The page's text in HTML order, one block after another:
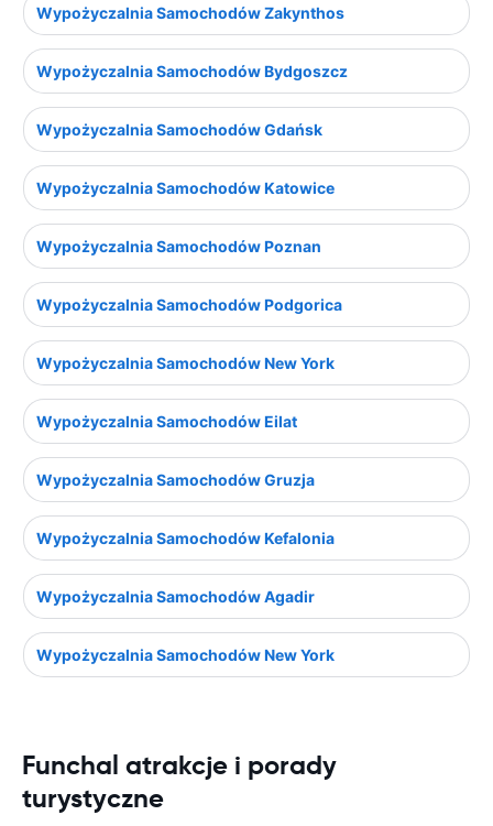
Wypożyczalnia Samochodów Zakynthos
Wypożyczalnia Samochodów Bydgoszcz
Wypożyczalnia Samochodów Gdańsk
Wypożyczalnia Samochodów Katowice
Wypożyczalnia Samochodów Poznan
Wypożyczalnia Samochodów Podgorica
Wypożyczalnia Samochodów New York
Wypożyczalnia Samochodów Eilat
Wypożyczalnia Samochodów Gruzja
Wypożyczalnia Samochodów Kefalonia
Wypożyczalnia Samochodów Agadir
Wypożyczalnia Samochodów New York
Funchal atrakcje i porady
turystyczne